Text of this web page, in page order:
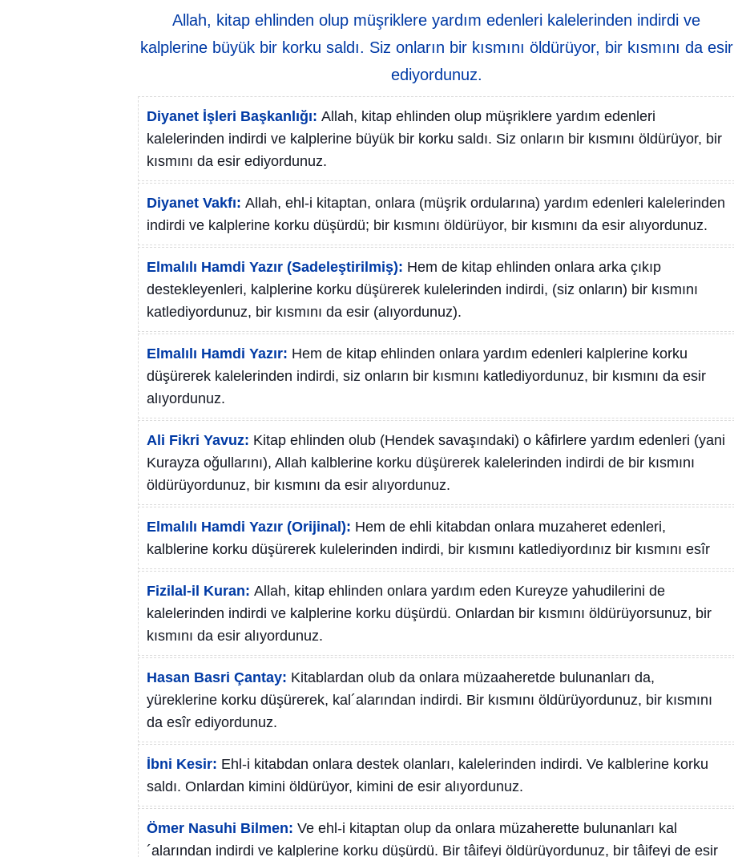
Allah, kitap ehlinden olup müşriklere yardım edenleri kalelerinden indirdi ve
kalplerine büyük bir korku saldı. Siz onların bir kısmını öldürüyor, bir kısmını da esir
ediyordunuz.
Diyanet İşleri Başkanlığı: Allah, kitap ehlinden olup müşriklere yardım edenleri
kalelerinden indirdi ve kalplerine büyük bir korku saldı. Siz onların bir kısmını öldürüyor, bir
kısmını da esir ediyordunuz.
Diyanet Vakfı: Allah, ehl-i kitaptan, onlara (müşrik ordularına) yardım edenleri kalelerinden
indirdi ve kalplerine korku düşürdü; bir kısmını öldürüyor, bir kısmını da esir alıyordunuz.
Elmalılı Hamdi Yazır (Sadeleştirilmiş): Hem de kitap ehlinden onlara arka çıkıp
destekleyenleri, kalplerine korku düşürerek kulelerinden indirdi, (siz onların) bir kısmını
katlediyordunuz, bir kısmını da esir (alıyordunuz).
Elmalılı Hamdi Yazır: Hem de kitap ehlinden onlara yardım edenleri kalplerine korku
düşürerek kalelerinden indirdi, siz onların bir kısmını katlediyordunuz, bir kısmını da esir
alıyordunuz.
Ali Fikri Yavuz: Kitap ehlinden olub (Hendek savaşındaki) o kâfirlere yardım edenleri (yani
Kurayza oğullarını), Allah kalblerine korku düşürerek kalelerinden indirdi de bir kısmını
öldürüyordunuz, bir kısmını da esir alıyordunuz.
Elmalılı Hamdi Yazır (Orijinal): Hem de ehli kitabdan onlara muzaheret edenleri,
kalblerine korku düşürerek kulelerinden indirdi, bir kısmını katlediyordınız bir kısmını esîr
Fizilal-il Kuran: Allah, kitap ehlinden onlara yardım eden Kureyze yahudilerini de
kalelerinden indirdi ve kalplerine korku düşürdü. Onlardan bir kısmını öldürüyorsunuz, bir
kısmını da esir alıyordunuz.
Hasan Basri Çantay: Kitablardan olub da onlara müzaaheretde bulunanları da,
yüreklerine korku düşürerek, kal´alarından indirdi. Bir kısmını öldürüyordunuz, bir kısmını
da esîr ediyordunuz.
İbni Kesir: Ehl-i kitabdan onlara destek olanları, kalelerinden indirdi. Ve kalblerine korku
saldı. Onlardan kimini öldürüyor, kimini de esir alıyordunuz.
Ömer Nasuhi Bilmen: Ve ehl-i kitaptan olup da onlara müzaherette bulunanları kal
´alarından indirdi ve kalplerine korku düşürdü. Bir tâifeyi öldürüyordunuz, bir tâifeyi de esir